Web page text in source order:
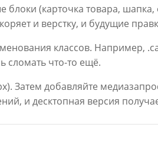
блоки (карточка товара,
и верстку, и будущие
классов. Например,
сломать что-то ещё.
Затем добавляйте
и десктопная версия